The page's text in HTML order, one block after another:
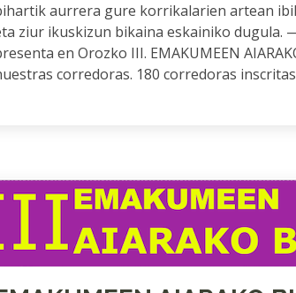
aurrera gure korrikalarien artean
ziur ikuskizun bikaina eskainiko
en Orozko III. EMAKUMEEN
corredoras. 180 corredoras